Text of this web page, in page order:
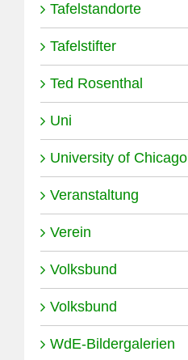
Tafelstandorte
Tafelstifter
Ted Rosenthal
Uni
University of Chicago
Veranstaltung
Verein
Volksbund
Volksbund
WdE-Bildergalerien